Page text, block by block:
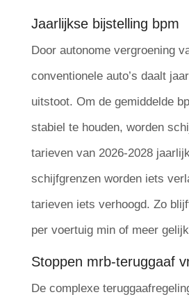
Jaarlijkse bijstelling bpm
Door autonome vergroening
conventionele auto’s daalt
uitstoot. Om de gemiddelde
stabiel te houden, worden
tarieven van 2026-2028
schijfgrenzen worden iets
tarieven iets verhoogd. Zo
per voertuig min of meer
Stoppen mrb-teruggaaf
De complexe